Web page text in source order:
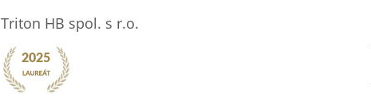
Triton HB spol. s r.o.